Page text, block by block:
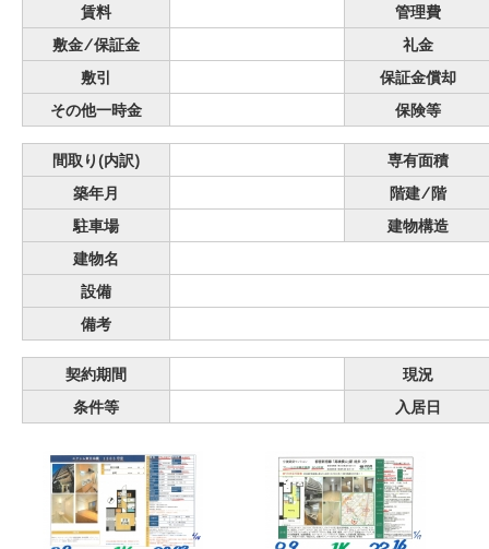
賃料
管理費
敷金 ⁄ 保証金
礼金
敷引
保証金償却
その他一時金
保険等
間取り(内訳)
専有面積
築年月
階建 ⁄ 階
駐車場
建物構造
建物名
設備
備考
契約期間
現況
条件等
入居日